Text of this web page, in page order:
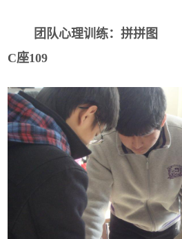
团队心理训练：拼拼图
C座109